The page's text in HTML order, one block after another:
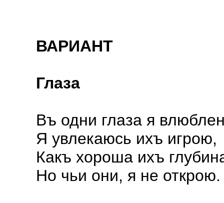
ВАРИАНТ
Глаза
Въ одни глаза я
Я увлекаюсь ихъ игрою,
Какъ хороша ихъ
Но чьи они, я не открою.